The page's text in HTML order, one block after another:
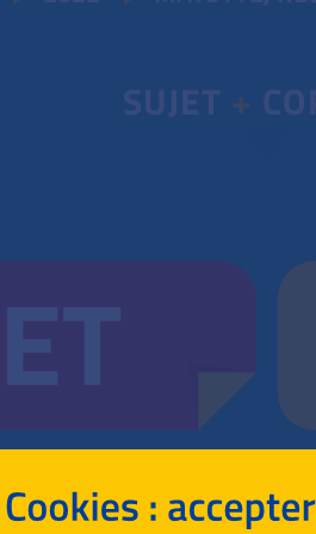
SUJET +